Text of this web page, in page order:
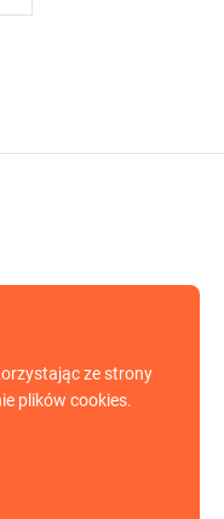
ze strony
plików cookies.